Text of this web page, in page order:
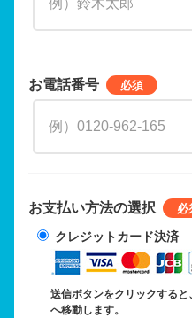
お電話番号
お支払い方法の選択
クレジットカード決済
送信ボタンをクリックする
へ移動します。